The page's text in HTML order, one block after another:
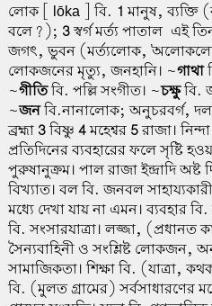
লোক[ lōka ] বি. 1 মানুষ,
বলে?); 3স্বর্গ মর্ত্য পাতাল-এই
জগৎ, ভুবন (মর্ত্যলোক,
লোকজনের মৃত্যু, জনহানি। ~গাথা
~গীতিবি. পল্লি সংগীত। ~চক্ষুবি.
~জনবি.নানালোক; অনুচরবর্গ,
ব্রহ্মা 3বিষ্ণু 4মহেশ্বর 5রাজা।
প্রতিদিনের ব্যবহারের ফলে সৃষ্টি
পুরুষানুক্রম। পাল রাজা ইন্দ্রাদি অষ্ট
বিখ্যাত। বল বি. জনবল
মধ্যে দেখা যায় না এমন। ব্যবহার
বি. সংসারযাত্রা। লজ্জা,
সৈন্যবাহিনী ও সংশ্লিষ্ট লোকজন,
সামাজিকতা। শিক্ষা বি. (যাত্রা,
বি. (মুলত গ্রামের) সর্বসাধারণের